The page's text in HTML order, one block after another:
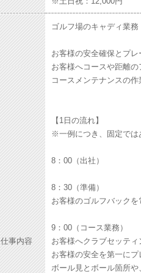
仕事内容
ゴルフ場のキャディ業務
お客様の安全確保とプレ
お客様へコースや距離の
コースメンテナンスの
【1日の流れ】
※一例につき、固定では
8：00（出社）
8：30（準備）
お客様のゴルフバック
9：00（コース業務）
お客様へクラブセッテ
お客様の安全を第一にプ
ボール見とボール箇所